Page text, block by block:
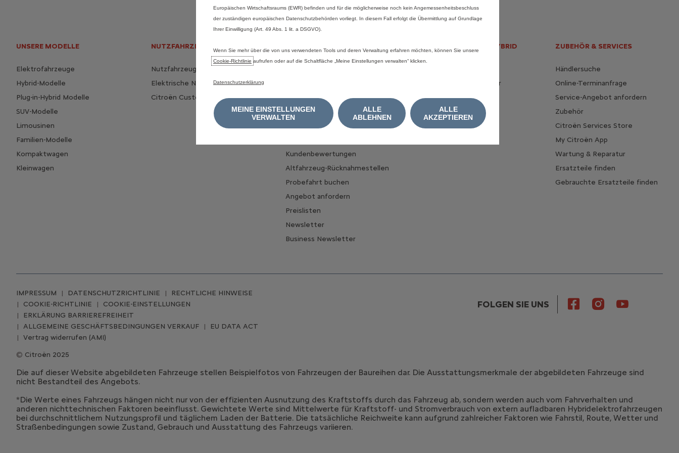
UNSERE MODELLE
Elektrofahrzeuge
Hybrid-Modelle
Plug-in-Hybrid Modelle
SUV-Modelle
Limousinen
Familien-Modelle
Kompaktwagen
Kleinwagen
NUTZFAHRZEUGE
Nutzfahrzeugpalette
Elektrische Nutzfahrzeuge
Citroën CustomFit
Online leasen
Sofort verfügbare Neuwagen
Spoticar Gebrauchtwagen
Kundenbewertungen
Altfahrzeug-Rücknahmestellen
Probefahrt buchen
Angebot anfordern
Preislisten
Newsletter
Business Newsletter
ÜBER ELEKTRO UND HYBRID
Vorteile vollelektrischer
Ladelösungen
Ladezeit optimieren
ZUBEHÖR & SERVICES
Händlersuche
Online-Terminanfrage
Service-Angebot anfordern
Zubehör
Citroën Services Store
My Citroën App
Wartung & Reparatur
Ersatzteile finden
Gebrauchte Ersatzteile finden
FOLGEN SIE UNS
Citroën 2025
IMPRESSUM DATENSCHUTZRICHTLINIE
RECHTLICHE HINWEISE
COOKIE-RICHTLINIE
COOKIE-EINSTELLUNGEN
ERKLÄRUNG BARRIEREFREIHEIT
ALLGEMEINE GESCHÄFTSBEDINGUNGEN VERKAUF
EU DATA ACT
Vertrag widerrufen (AMI)
Die auf dieser Website abgebildeten Fahrzeuge stellen Beispielfotos von Fahrzeugen der Baureihen dar. Die Ausstattungsmerkmale der abgebildeten Fahrzeuge sind
nicht Bestandteil des Angebots.
*Die Werte eines Fahrzeugs hängen nicht nur von der effizienten Ausnutzung des Kraftstoffs durch das Fahrzeug ab, sondern werden auch vom Fahrverhalten und
anderen nichttechnischen Faktoren beeinflusst. Gewichtete Werte sind Mittelwerte für Kraftstoff- und Stromverbrauch von extern aufladbaren Hybridelektrofahrzeugen
bei durchschnittlichem Nutzungsprofil und täglichem Laden der Batterie. Die tatsächliche Reichweite kann aufgrund zahlreicher Faktoren wie Fahrstil, Route, Wetter und
Straßenbedingungen sowie Zustand, Gebrauch und Ausstattung des Fahrzeugs variieren.
Europäischen Wirtschaftsraums (EWR) befinden und für die möglicherweise noch kein Angemessenheitsbeschluss
der zuständigen europäischen Datenschutzbehörden vorliegt. In diesem Fall erfolgt die Übermittlung auf Grundlage
Ihrer Einwilligung (Art. 49 Abs. 1 lit. a DSGVO).
Wenn Sie mehr über die von uns verwendeten Tools und deren Verwaltung erfahren möchten, können Sie unsere
Cookie‑Richtlinie aufrufen oder auf die Schaltfläche „Meine Einstellungen verwalten“ klicken.
Datenschutzerklärung
MEINE EINSTELLUNGEN
VERWALTEN
ALLE
AKZEPTIEREN
ALLE
ABLEHNEN